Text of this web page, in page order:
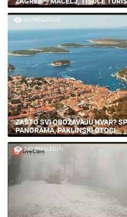
60 PREGLED(A)
ZAŠTO SVI OBOŽAVAJU HVAR?
PANORAMA, PAKLINSKI OTOCI
242 PREGLED(A)